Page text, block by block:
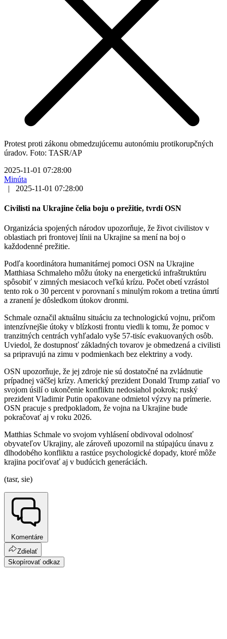
Protest proti zákonu obmedzujúcemu autonómiu protikorupčných
úradov. Foto: TASR/AP
2025-11-01 07:28:00
Minúta
|
2025-11-01 07:28:00
Civilisti na Ukrajine čelia boju o prežitie, tvrdí OSN
Organizácia spojených národov upozorňuje, že život civilistov v
oblastiach pri frontovej línii na Ukrajine sa mení na boj o
každodenné prežitie.
Podľa koordinátora humanitárnej pomoci OSN na Ukrajine
Matthiasa Schmaleho môžu útoky na energetickú infraštruktúru
spôsobiť v zimných mesiacoch veľkú krízu. Počet obetí vzrástol
tento rok o 30 percent v porovnaní s minulým rokom a tretina úmrtí
a zranení je dôsledkom útokov dronmi.
Schmale označil aktuálnu situáciu za technologickú vojnu, pričom
intenzívnejšie útoky v blízkosti frontu viedli k tomu, že pomoc v
tranzitných centrách vyhľadalo vyše 57-tisíc evakuovaných osôb.
Uviedol, že dostupnosť základných tovarov je obmedzená a civilisti
sa pripravujú na zimu v podmienkach bez elektriny a vody.
OSN upozorňuje, že jej zdroje nie sú dostatočné na zvládnutie
prípadnej väčšej krízy. Americký prezident Donald Trump zatiaľ vo
svojom úsilí o ukončenie konfliktu nedosiahol pokrok; ruský
prezident Vladimir Putin opakovane odmietol výzvy na prímerie.
OSN pracuje s predpokladom, že vojna na Ukrajine bude
pokračovať aj v roku 2026.
Matthias Schmale vo svojom vyhlásení obdivoval odolnosť
obyvateľov Ukrajiny, ale zároveň upozornil na stúpajúcu únavu z
dlhodobého konfliktu a rastúce psychologické dopady, ktoré môže
krajina pociťovať aj v budúcich generáciách.
(tasr, sie)
Komentáre
Zdielať
Skopírovať odkaz